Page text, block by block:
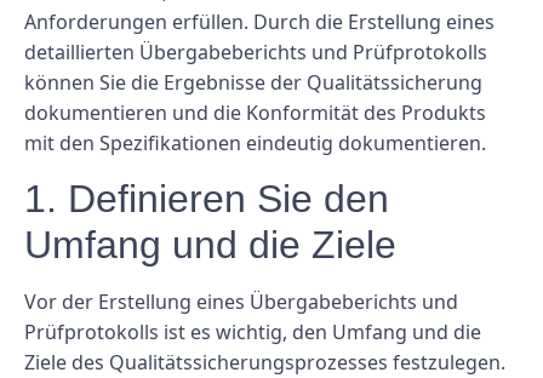
Anforderungen erfüllen. Durch die Erstellung eines
detaillierten Übergabeberichts und Prüfprotokolls
können Sie die Ergebnisse der Qualitätssicherung
dokumentieren und die Konformität des Produkts
mit den Spezifikationen eindeutig dokumentieren.
1. Definieren Sie den
Umfang und die Ziele
Vor der Erstellung eines Übergabeberichts und
Prüfprotokolls ist es wichtig, den Umfang und die
Ziele des Qualitätssicherungsprozesses festzulegen.